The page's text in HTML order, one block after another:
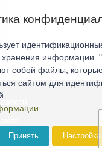
хранения информации.
собой файлы,
сайтом для
Принять Настройка